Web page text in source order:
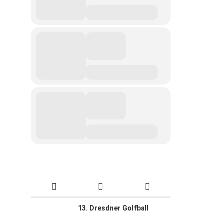
13. Dresdner Golfball